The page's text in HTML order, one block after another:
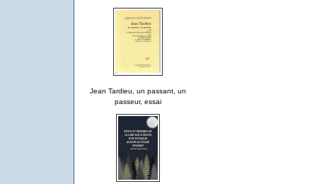
Jean Tardieu, un passant, un
passeur, essai